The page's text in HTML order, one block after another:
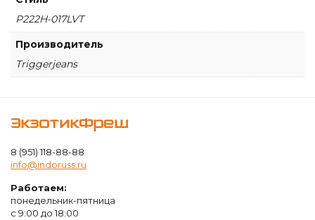
P222H-017LVT
Производитель
Triggerjeans
ЭкзотикФреш
8 (951) 118-88-88
info@indoruss.ru
Работаем:
понедельник-пятница
с 9:00 до 18:00